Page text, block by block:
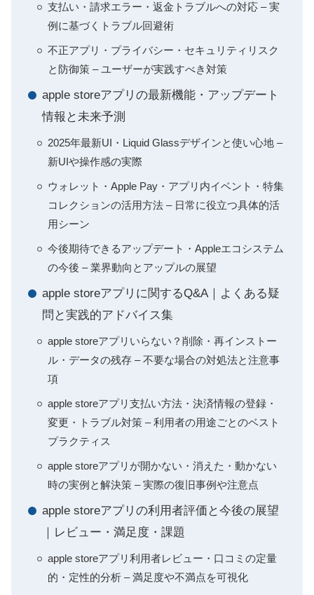
支払い・請求エラー・返金トラブルへの対応 – 実
例に基づくトラブル回避術
不正アプリ・プライバシー・セキュリティリスク
と防御策 – ユーザーが実践すべき対策
apple storeアプリの最新機能・アップデート
情報と未来予測
2025年最新UI・Liquid Glassデザインと使い心地 –
新UIや操作感の実際
ウォレット・Apple Pay・アプリ内イベント・特集
コレクションの活用方法 – 日常に役立つ具体的活
用シーン
今後期待できるアップデート・Appleエコシステム
の今後 – 業界動向とアップルの展望
apple storeアプリに関するQ&A｜よくある疑
問と実践的アドバイス集
apple storeアプリいらない？削除・再インストー
ル・データの残存 – 不要な場合の対処法と注意事
項
apple storeアプリ支払い方法・決済情報の登録・
変更・トラブル対策 – 利用者の用途ごとのベスト
プラクティス
apple storeアプリが開かない・消えた・動かない
時の実例と解決策 – 実際の復旧事例や注意点
apple storeアプリの利用者評価と今後の展望
｜レビュー・満足度・課題
apple storeアプリ利用者レビュー・口コミの定量
的・定性的分析 – 満足度や不満点を可視化